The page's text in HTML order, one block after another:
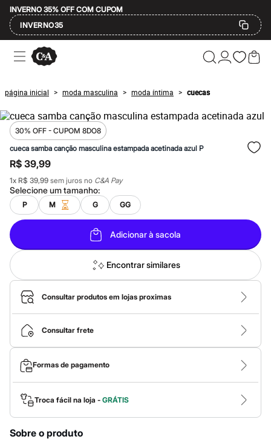
INVERNO 35% OFF COM CUPOM
INVERNO35
Ofertas
Compre por Departamento
Masculino
Infantil
Mindse7
Plus Size
Até 20% off
Até 40% off
Até 60% off
A partir de 60% off
Feminino
Em alta
Inverno
Alfaiataria
Novidades
Roupas
Blusas e Camisetas
Básicos
Calças
Casacos e Jaquetas
Jeans
Macacões
Saias
Shorts e Bermudas
Vestidos
Acessórios
Bolsas
Bonés e Chapéus
Bijoux
Cintos
Óculos
Relógios
Calçados
Botas
página inicial > moda masculina > moda íntima > cuecas
30% OFF - CUPOM 8DO8
cueca samba canção masculina estampada acetinada azul P
R$ 39,99
1x R$ 39,99 sem juros no C&A Pay
Selecione umtamanho:
P M G GG
Adicionar à sacola
Encontrar similares
Consultar produtos em lojas proximas
Consultar frete
Formas de pagamento
Troca fácil na loja - GRÁTIS
Sobre o produto